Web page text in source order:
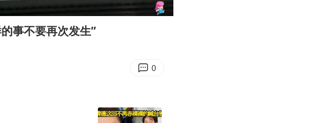
04:24
Enter
事不要再次发生”
0